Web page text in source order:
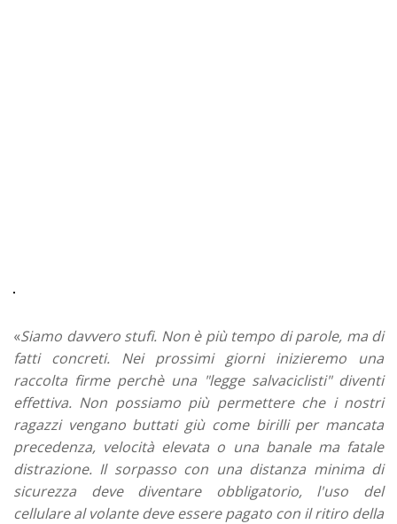
«Siamo davvero stufi. Non è più tempo di parole, ma di
fatti concreti. Nei prossimi giorni inizieremo una
raccolta firme perchè una "legge salvaciclisti" diventi
effettiva. Non possiamo più permettere che i nostri
ragazzi vengano buttati giù come birilli per mancata
precedenza, velocità elevata o una banale ma fatale
distrazione. Il sorpasso con una distanza minima di
sicurezza deve diventare obbligatorio, l'uso del
cellulare al volante deve essere pagato con il ritiro della